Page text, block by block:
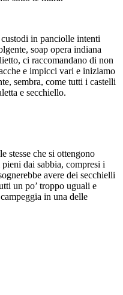
in panciolle intenti
soap opera indiana
ci raccomandano di non
e impicci vari e iniziamo
sembra, come tutti i castelli
e secchiello.
stesse che si ottengono
dai sabbia, compresi i
avere dei secchielli
un po’ troppo uguali e
in una delle